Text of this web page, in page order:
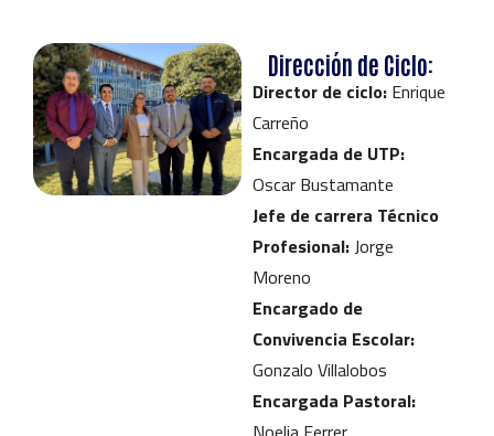
Dirección de Ciclo:
Director de ciclo:Enrique
Carreño
Encargada de UTP:
Oscar Bustamante
Jefe de carrera Técnico
Profesional:Jorge
Moreno
Encargado de
Convivencia Escolar:
Gonzalo Villalobos
Encargada Pastoral: